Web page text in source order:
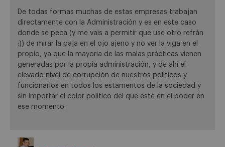
De todas formas muchas de estas empresas trabajan
directamente con la Administración y es en este caso
donde se peca (y me vais a permitir que use otro refrán
:)) de mirar la paja en el ojo ajeno y no ver la viga en el
propio, ya que la mayoría de las malas prácticas vienen
generadas por la propia administración, y de ahí el
elevado nivel de corrupción de nuestros políticos y
funcionarios en todos los estamentos de la sociedad y
sin importar el color político del que esté en el poder en
ese momento.